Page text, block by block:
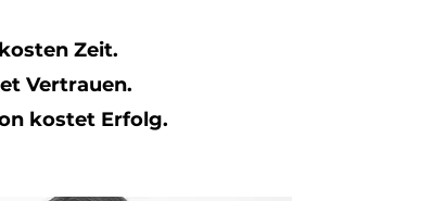
Zeit.
Vertrauen.
kostet Erfolg.